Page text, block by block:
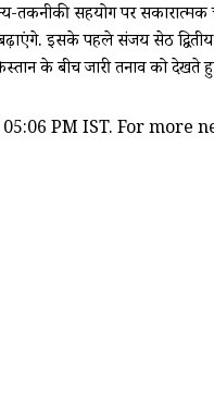
सहयोग पर सकारात्मक
इसके पहले संजय सेठ द्वितीय
के बीच जारी तनाव को देखते
PM IST. For